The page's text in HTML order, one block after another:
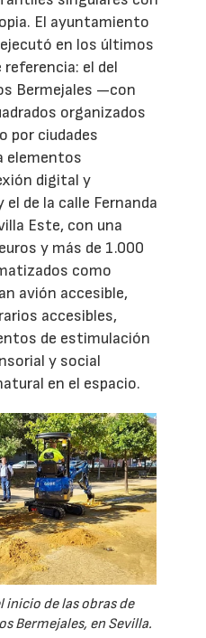
El ayuntamiento
en los últimos
referencia: el del
Bermejales —con
organizados
por ciudades
elementos
digital y
de la calle Fernanda
Este, con una
y más de 1.000
como
avión accesible,
accesibles,
de estimulación
y social
en el espacio.
inicio de las obras de
Bermejales, en Sevilla.